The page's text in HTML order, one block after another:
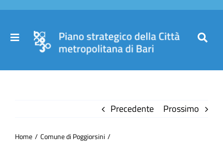
Salta
contenuto
Toggle
Precedente Prossimo
Home Comune di Poggiorsini